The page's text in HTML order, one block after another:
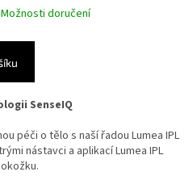
Možnosti doručení
SenseIQ
péči o tělo s naší řadou Lumea IPL
nástavci a aplikací Lumea IPL